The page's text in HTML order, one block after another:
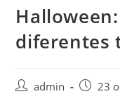
diferentes
admin 23